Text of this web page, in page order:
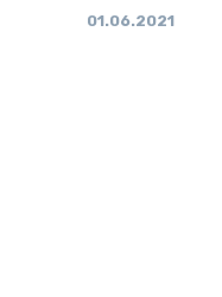
01.06.2021